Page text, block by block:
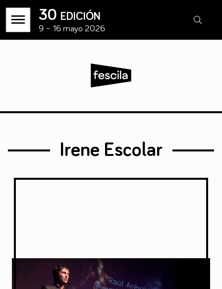
30 edición
9 – 16 mayo 2026
Irene Escolar